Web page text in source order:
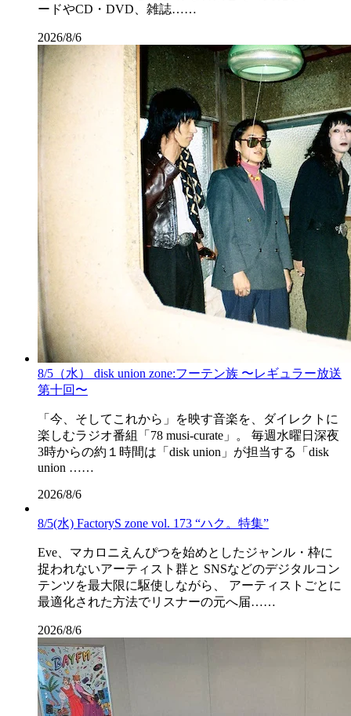
ードやCD・DVD、雑誌……
2026/8/6
8/5（水） disk union zone:フーテン族 〜レギュラー放送
第十回〜
「今、そしてこれから」を映す音楽を、ダイレクトに
楽しむラジオ番組「78 musi-curate」。 毎週水曜日深夜
3時からの約１時間は「disk union」が担当する「disk
union ……
2026/8/6
8/5(水) FactoryS zone vol. 173 “ハク。特集”
Eve、マカロニえんぴつを始めとしたジャンル・枠に
捉われないアーティスト群と SNSなどのデジタルコン
テンツを最大限に駆使しながら、 アーティストごとに
最適化された方法でリスナーの元へ届……
2026/8/6